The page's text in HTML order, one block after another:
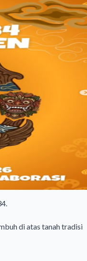
di atas tanah tradisi